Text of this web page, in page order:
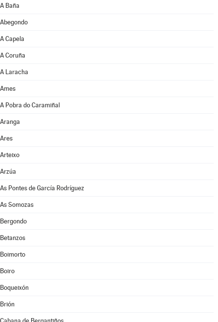
A Baña
Abegondo
A Capela
A Coruña
A Laracha
Ames
A Pobra do Caramiñal
Aranga
Ares
Arteixo
Arzúa
As Pontes de García Rodríguez
As Somozas
Bergondo
Betanzos
Boimorto
Boiro
Boqueixón
Brión